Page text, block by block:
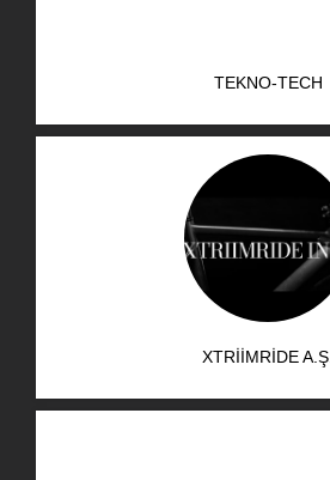
TEKNO-TECH
XTRIIMRIDE A.Ş.